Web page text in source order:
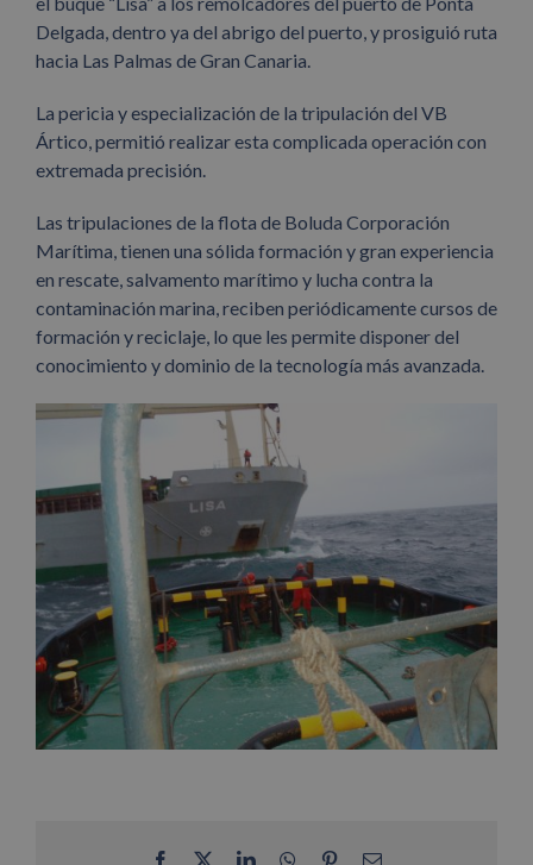
Delgada, dentro ya del abrigo del puerto, y prosiguió ruta
hacia Las Palmas de Gran Canaria.
La pericia y especialización de la tripulación del VB
Ártico, permitió realizar esta complicada operación con
extremada precisión.
Las tripulaciones de la flota de Boluda Corporación
Marítima, tienen una sólida formación y gran experiencia
en rescate, salvamento marítimo y lucha contra la
contaminación marina, reciben periódicamente cursos de
formación y reciclaje, lo que les permite disponer del
conocimiento y dominio de la tecnología más avanzada.
Facebook LinkedInWhatsApp
PinterestCorreo